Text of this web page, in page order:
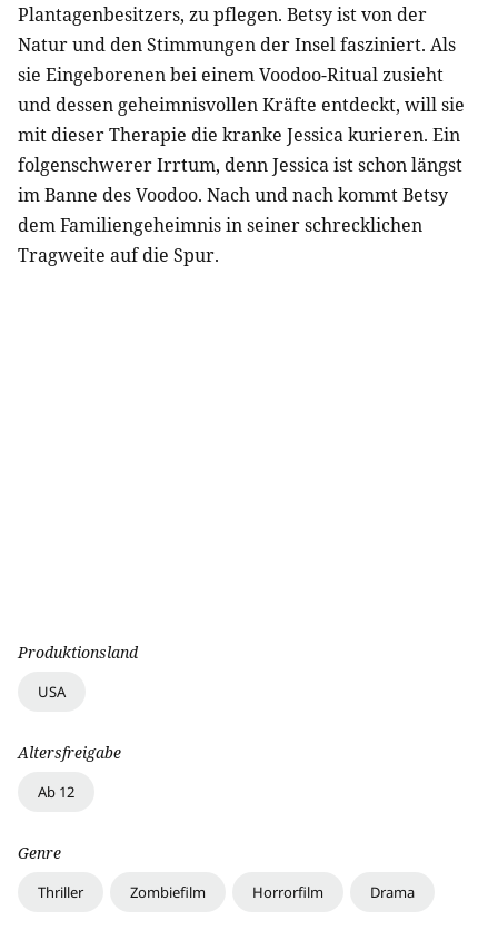
Plantagenbesitzers, zu pflegen. Betsy ist von der
Natur und den Stimmungen der Insel fasziniert. Als
sie Eingeborenen bei einem Voodoo-Ritual zusieht
und dessen geheimnisvollen Kräfte entdeckt, will sie
mit dieser Therapie die kranke Jessica kurieren. Ein
folgenschwerer Irrtum, denn Jessica ist schon längst
im Banne des Voodoo. Nach und nach kommt Betsy
dem Familiengeheimnis in seiner schrecklichen
Tragweite auf die Spur.
Produktionsland
USA
Altersfreigabe
Ab 12
Genre
Thriller Zombiefilm Horrorfilm Drama